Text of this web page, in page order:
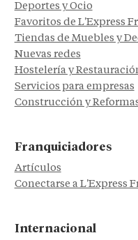
Deportes y Ocio
Favoritos de L'Express
Tiendas de Muebles y
Nuevas redes
Hostelería y
Servicios para empresas
Construcción y
Franquiciadores
Artículos
Conectarse a L'Express
Internacional